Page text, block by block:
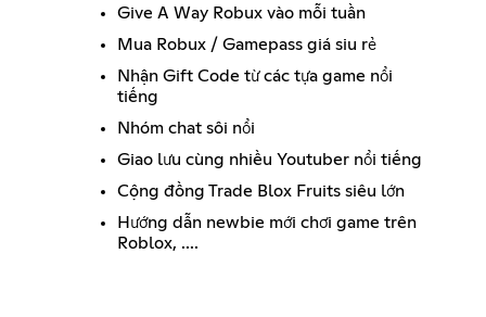
Give A Way Robux vào mỗi tuần
Mua Robux / Gamepass giá siu rẻ
Nhận Gift Code từ các tựa game nổi
tiếng
Nhóm chat sôi nổi
Giao lưu cùng nhiều Youtuber nổi tiếng
Cộng đồng Trade Blox Fruits siêu lớn
Hướng dẫn newbie mới chơi game trên
Roblox, ....